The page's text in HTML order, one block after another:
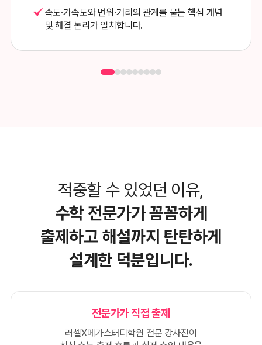
속도·가속도와 변위·거리의 관계를 묻는 핵심 개념
및 해결 논리가 일치합니다.
적중할 수 있었던 이유,
수학 전문가가 꼼꼼하게
출제하고 해설까지 탄탄하게
설계한 덕분입니다.
전문가가 직접 출제
러셀X메가스터디학원 전문 강사진이